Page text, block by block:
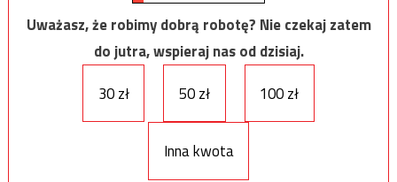
Uważasz, że robimy dobrą robotę? Nie czekaj zatem
do jutra, wspieraj nas od dzisiaj.
30 zł
50 zł 100 zł
Inna kwota